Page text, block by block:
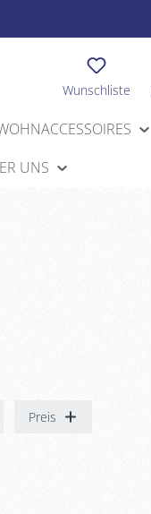
Wunschliste
UNS
Preis